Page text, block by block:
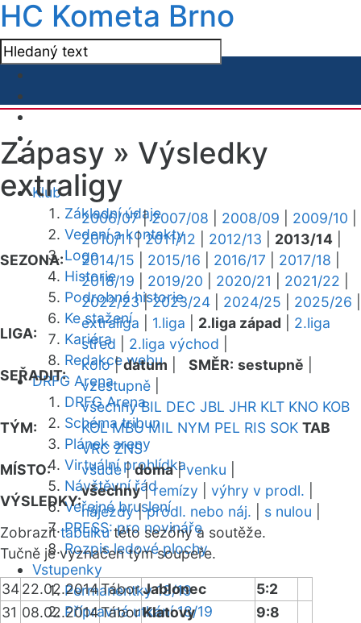
HC Kometa Brno
Klub
Základní údaje
Vedení a kontakty
Logo
Historie
Podrobná historie
Ke stažení
Kariéra
Redakce webu
DRFG Arena
DRFG Arena
Schéma tribun
Plánek areny
Virtuální prohlídka
Návštěvní řád
Veřejné bruslení
PRESS: pro novináře
Rozpis ledové plochy
Vstupenky
Permanentky 18/19
Přípravná utkání 18/19
Zápasy » Výsledky
extraligy
SEZONA:
2006/07|2007/08 2008/09 2009/10
2010/11|2011/12 2012/13 2013/14
2014/15
2015/16 2016/17 2017/18
2018/19
2019/20 2020/21 2021/22
2022/23|2023/24 2024/25 2025/26
LIGA:
extraliga 1.liga 2.liga západ
2.liga
střed
2.liga východ
SEŘADIT:
kolo|datum SMĚR: sestupně
vzestupně
TÝM:
všechny BIL DEC JBL JHR KLT KNO KOB
KOL MBU MIL NYM PEL RIS SOK TAB
VRC ZNS
MÍSTO:
všude|doma|venku
VÝSLEDKY:
všechny|remízy výhry v prodl.
nájezdy|prodl. nebo náj. s nulou
Zobrazittabulkutéto sezóny a soutěže.
Tučně je vyznačen tým soupeře.
3422.02.2014TáborJablonec
5:2
31 08.02.2014TáborKlatovy
9:8